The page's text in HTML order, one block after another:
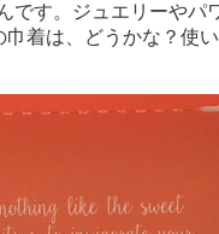
です。ジュエリーや
着は、どうかな？使